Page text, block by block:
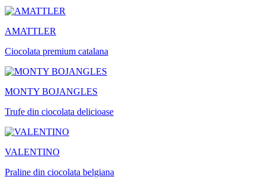
AMATTLER
Ciocolata premium catalana
MONTY BOJANGLES
Trufe din ciocolata delicioase
VALENTINO
Praline din ciocolata belgiana